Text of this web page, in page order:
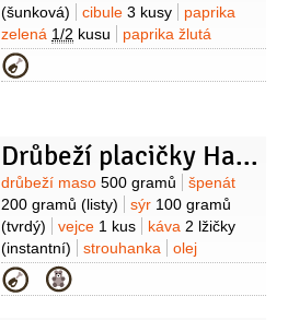
(šunková)
cibule 3 kusy
paprika
zelená 1/2 kusu
paprika žlutá
1/2kusu
1/2kusu vejce2 kusy
pepř černý
Kategorie
Drůbeží placičky Havana
Suroviny
drůbeží maso 500 gramů
špenát
200 gramů (listy) sýr 100 gramů
(tvrdý)
vejce 1 kus káva 2 lžičky
(instantní)
strouhanka
olej
olivový
sůl
Kategorie